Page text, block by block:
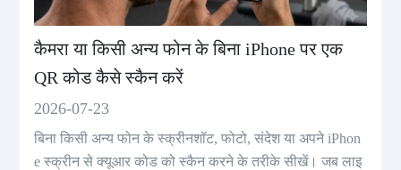
कैमरा या किसी अन्य फोन के बिना iPhone पर एक
QR कोड कैसे स्कैन करें
2026-07-23
बिना किसी अन्य फोन के स्क्रीनशॉट, फोटो, संदेश या अपने iPhon
e स्क्रीन से क्यूआर कोड को स्कैन करने के तरीके सीखें। जब लाइ